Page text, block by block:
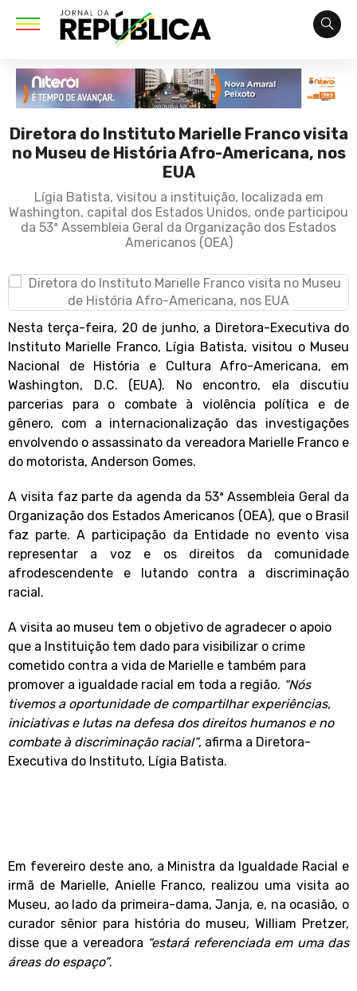
Diretora do Instituto Marielle Franco visita
no Museu de História Afro-Americana, nos
EUA
Lígia Batista, visitou a instituição, localizada em
Washington, capital dos Estados Unidos, onde participou
da 53ª Assembleia Geral da Organização dos Estados
Americanos (OEA)
Nesta terça-feira, 20 de junho, a Diretora-Executiva do
Instituto Marielle Franco, Lígia Batista, visitou o Museu
Nacional de História e Cultura Afro-Americana, em
Washington, D.C. (EUA). No encontro, ela discutiu
parcerias para o combate à violência política e de
gênero, com a internacionalização das investigações
envolvendo o assassinato da vereadora Marielle Franco e
do motorista, Anderson Gomes.
A visita faz parte da agenda da 53ª Assembleia Geral da
Organização dos Estados Americanos (OEA), que o Brasil
faz parte. A participação da Entidade no evento visa
representar a voz e os direitos da comunidade
afrodescendente e lutando contra a discriminação
racial.
A visita ao museu tem o objetivo de agradecer o apoio
que a Instituição tem dado para visibilizar o crime
cometido contra a vida de Marielle e também para
promover a igualdade racial em toda a região. “Nós
tivemos a oportunidade de compartilhar experiências,
iniciativas e lutas na defesa dos direitos humanos e no
combate à discriminação racial”, afirma a Diretora-
Executiva do Instituto, Lígia Batista.
Em fevereiro deste ano, a Ministra da Igualdade Racial e
irmã de Marielle, Anielle Franco, realizou uma visita ao
Museu, ao lado da primeira-dama, Janja, e, na ocasião, o
curador sênior para história do museu, William Pretzer,
disse que a vereadora “estará referenciada em uma das
áreas do espaço”.